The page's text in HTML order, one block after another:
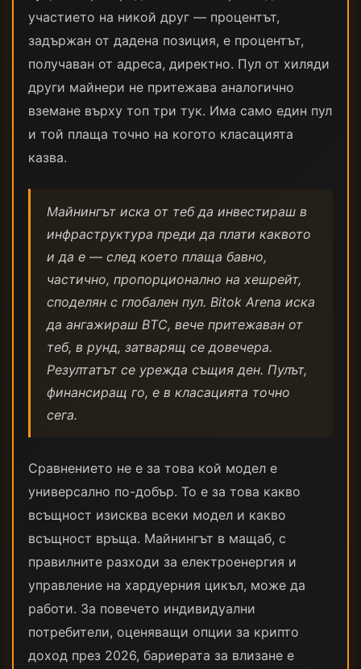
участието на никой друг — процентът,
задържан от дадена позиция, е процентът,
получаван от адреса, директно. Пул от хиляди
други майнери не притежава аналогично
вземане върху топ три тук. Има само един пул
и той плаща точно на когото класацията
казва.
Майнингът иска от теб да инвестираш в
инфраструктура преди да плати каквото
и да е — след което плаща бавно,
частично, пропорционално на хешрейт,
споделян с глобален пул. Bitok Arena иска
да ангажираш BTC, вече притежаван от
теб, в рунд, затварящ се довечера.
Резултатът се урежда същия ден. Пулът,
финансиращ го, е в класацията точно
сега.
Сравнението не е за това кой модел е
универсално по-добър. То е за това какво
всъщност изисква всеки модел и какво
всъщност връща. Майнингът в мащаб, с
правилните разходи за електроенергия и
управление на хардуерния цикъл, може да
работи. За повечето индивидуални
потребители, оценяващи опции за крипто
доход през 2026, бариерата за влизане е